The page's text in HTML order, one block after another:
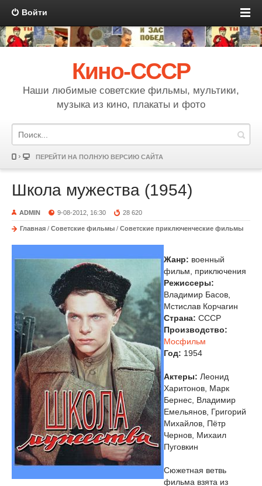
Войти
Кино-СССР
Наши любимые советские фильмы, мультики,
музыка из кино, плакаты и фото
ПЕРЕЙТИ НА ПОЛНУЮ ВЕРСИЮ САЙТА
Школа мужества (1954)
ADMIN 9-08-2012, 16:30 28 620
Главная / Советские фильмы / Советские приключенческие фильмы
Жанр: военный
фильм, приключения
Режиссеры:
Владимир Басов,
Мстислав Корчагин
Страна: СССР
Производство:
Мосфильм
Год: 1954
Актеры: Леонид
Харитонов, Марк
Бернес, Владимир
Емельянов, Григорий
Михайлов, Пётр
Чернов, Михаил
Пуговкин
Сюжетная ветвь
фильма взята из